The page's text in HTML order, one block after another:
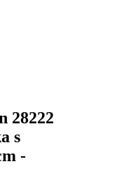
28222
s
-